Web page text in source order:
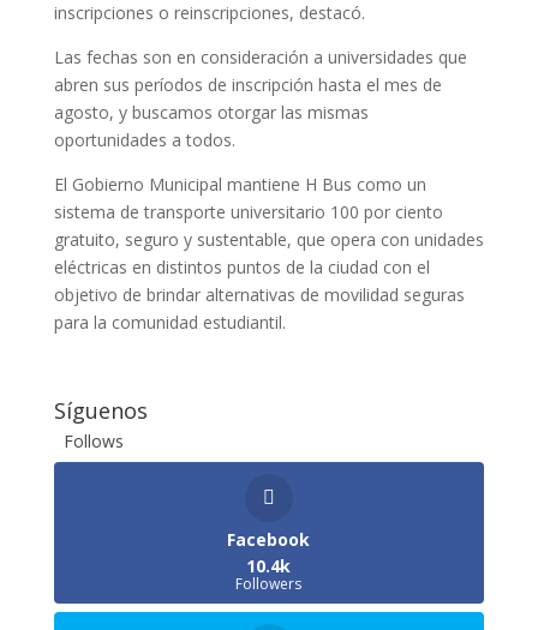
inscripciones o reinscripciones, destacó.
Las fechas son en consideración a universidades que
abren sus períodos de inscripción hasta el mes de
agosto, y buscamos otorgar las mismas
oportunidades a todos.
El Gobierno Municipal mantiene H Bus como un
sistema de transporte universitario 100 por ciento
gratuito, seguro y sustentable, que opera con unidades
eléctricas en distintos puntos de la ciudad con el
objetivo de brindar alternativas de movilidad seguras
para la comunidad estudiantil.
Síguenos
Follows
Facebook
10.4k
Followers